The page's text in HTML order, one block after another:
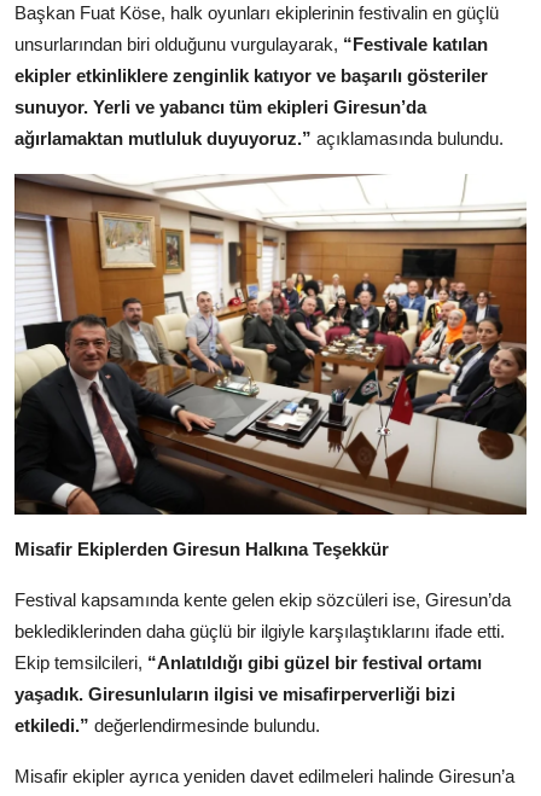
Başkan Fuat Köse, halk oyunları ekiplerinin festivalin en güçlü
unsurlarından biri olduğunu vurgulayarak, “Festivale katılan
ekipler etkinliklere zenginlik katıyor ve başarılı gösteriler
sunuyor. Yerli ve yabancı tüm ekipleri Giresun’da
ağırlamaktan mutluluk duyuyoruz.” açıklamasında bulundu.
Misafir Ekiplerden Giresun Halkına Teşekkür
Festival kapsamında kente gelen ekip sözcüleri ise, Giresun’da
beklediklerinden daha güçlü bir ilgiyle karşılaştıklarını ifade etti.
Ekip temsilcileri, “Anlatıldığı gibi güzel bir festival ortamı
yaşadık. Giresunluların ilgisi ve misafirperverliği bizi
etkiledi.” değerlendirmesinde bulundu.
Misafir ekipler ayrıca yeniden davet edilmeleri halinde Giresun’a